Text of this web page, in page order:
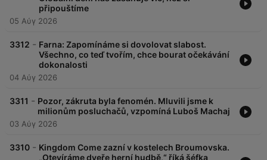
připouštíme
05 Αύγ 2026
3312 - Farna: Zapomínáme si dovolovat slabost.
Všechno, co teď tvořím, chce bourat očekávání
dokonalosti
04 Αύγ 2026
3311 - Pozor, zákruta byla fenomén. Mluvili jsme k
milionům posluchačů, vzpomíná Luboš Machaj
03 Αύγ 2026
3310 - Kingdom Come zazní v kostelech Broumovska.
„Otevíráme dveře herní hudbě,“ říká šéfka